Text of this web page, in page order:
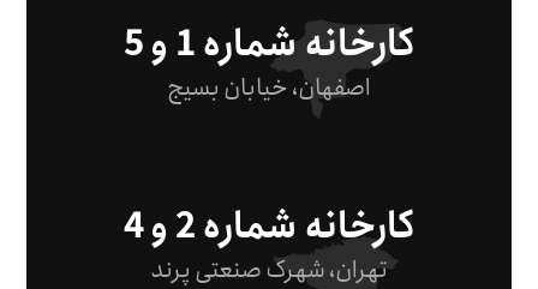
کارخانه شماره 1 و 5
اصفهان، خیابان بسیج
کارخانه شماره 2 و 4
تهران، شهرک صنعتی پرند